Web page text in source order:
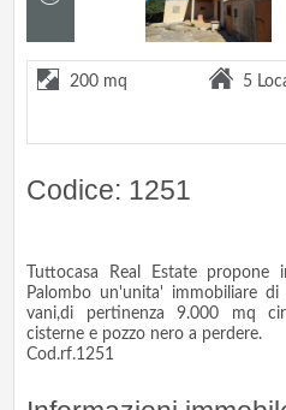
200 mq 5
Codice: 1251
Tuttocasa Real Estate propone
Palombo un'unita' immobiliare
vani,di pertinenza 9.000 mq
cisterne e pozzo nero a perdere.
Cod.rf.1251